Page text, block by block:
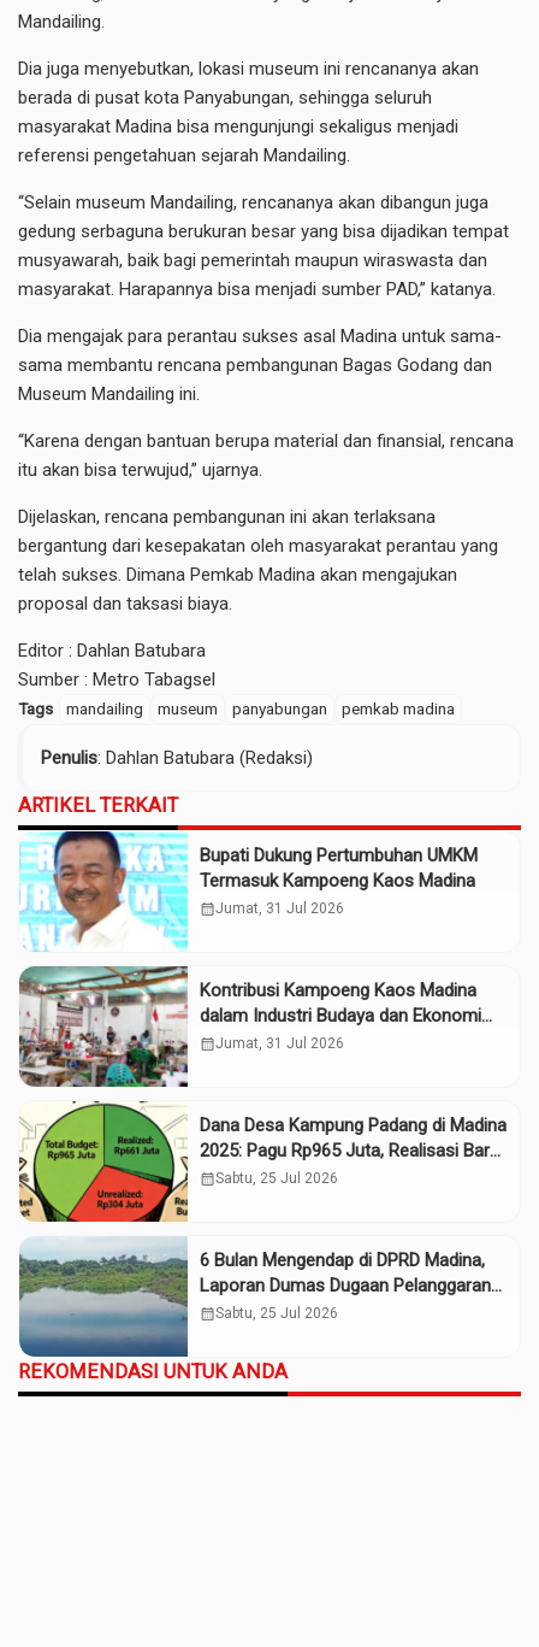
Mandailing.
Dia juga menyebutkan, lokasi museum ini rencananya akan
berada di pusat kota Panyabungan, sehingga seluruh
masyarakat Madina bisa mengunjungi sekaligus menjadi
referensi pengetahuan sejarah Mandailing.
“Selain museum Mandailing, rencananya akan dibangun juga
gedung serbaguna berukuran besar yang bisa dijadikan tempat
musyawarah, baik bagi pemerintah maupun wiraswasta dan
masyarakat. Harapannya bisa menjadi sumber PAD,” katanya.
Dia mengajak para perantau sukses asal Madina untuk sama-
sama membantu rencana pembangunan Bagas Godang dan
Museum Mandailing ini.
“Karena dengan bantuan berupa material dan finansial, rencana
itu akan bisa terwujud,” ujarnya.
Dijelaskan, rencana pembangunan ini akan terlaksana
bergantung dari kesepakatan oleh masyarakat perantau yang
telah sukses. Dimana Pemkab Madina akan mengajukan
proposal dan taksasi biaya.
Editor : Dahlan Batubara
Sumber : Metro Tabagsel
Tags mandailing museum panyabungan pemkab madina
Penulis: Dahlan Batubara (Redaksi)
ARTIKEL TERKAIT
Bupati Dukung Pertumbuhan UMKM
Termasuk Kampoeng Kaos Madina
calendar_monthJumat, 31 Jul 2026
Kontribusi Kampoeng Kaos Madina
dalam Industri Budaya dan Ekonomi
Daerah
calendar_monthJumat, 31 Jul 2026
Dana Desa Kampung Padang di Madina
2025: Pagu Rp965 Juta, Realisasi Baru
Rp661 Juta
calendar_monthSabtu, 25 Jul 2026
6 Bulan Mengendap di DPRD Madina,
Laporan Dumas Dugaan Pelanggaran
PT Rendi Tak Digubris
calendar_monthSabtu, 25 Jul 2026
REKOMENDASI UNTUK ANDA